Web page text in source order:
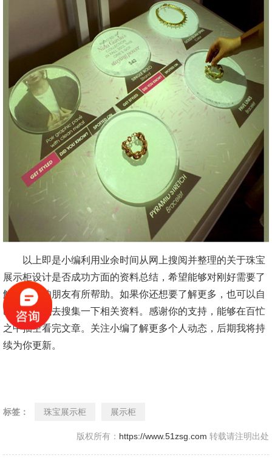
以上即是小编利用业余时间从网上搜阅并整理的关于珠宝
展示柜设计是否成功方面的资料总结，希望能够对刚好需要了
解这方面的朋友有所帮助。如果你还想要了解更多，也可以自
己私下尝试去搜集一下相关资料。感谢你的支持，能够在百忙
之中抽空看完文章。关注小编了解更多个人动态，后期我将持
续为你更新。
标签： 珠宝展示柜 展示柜
版权所有： https://www.51zsg.com 转载请注明出处